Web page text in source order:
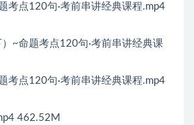
考点120句·考前串讲经典课程.mp4
~命题考点120句·考前串讲经典课
考点120句·考前串讲经典课程.mp4
462.52M